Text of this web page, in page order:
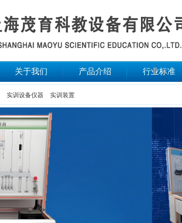
关于我们 产品介绍 行业标准
实训设备仪器 实训装置